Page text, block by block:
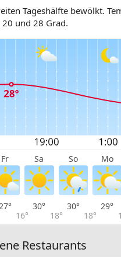
Tageshälfte bewölkt.
und 28 Grad.
Fr Sa So Mo
16°
30°
18°
30°
18°
29°
Restaurants